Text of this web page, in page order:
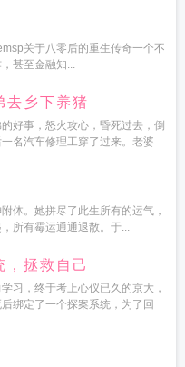
关于八零后的重生传奇一个不
甚至金融知...
去乡下养猪
好事，怒火攻心，昏死过去，倒
名汽车修理工穿了过来。老婆
体。她拼尽了此生所有的运气，
所有霉运通通退散。于...
，拯救自己
习，终于考上心仪已久的京大，
绑定了一个探案系统，为了回